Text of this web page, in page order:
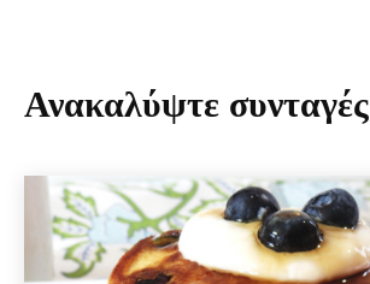
Ανακαλύψτε συνταγές